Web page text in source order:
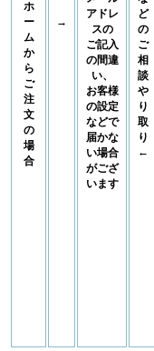
ホ
ー
ム
か
ら
ご
注
文
の
場
合
→
アドレ
スの
ご記入
の間違
い、
お客様
の設定
などで
届かな
い場合
がござ
います
ど
の
ご
相
談
や
り
取
り
←